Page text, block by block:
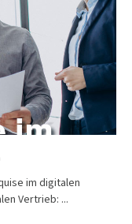
im digitalen
Vertrieb: ...